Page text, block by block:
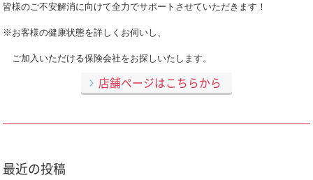
皆様のご不安解消に向けて全力でサポートさせていただきます！
※お客様の健康状態を詳しくお伺いし、
ご加入いただける保険会社をお探しいたします。
店舗ページはこちらから
最近の投稿